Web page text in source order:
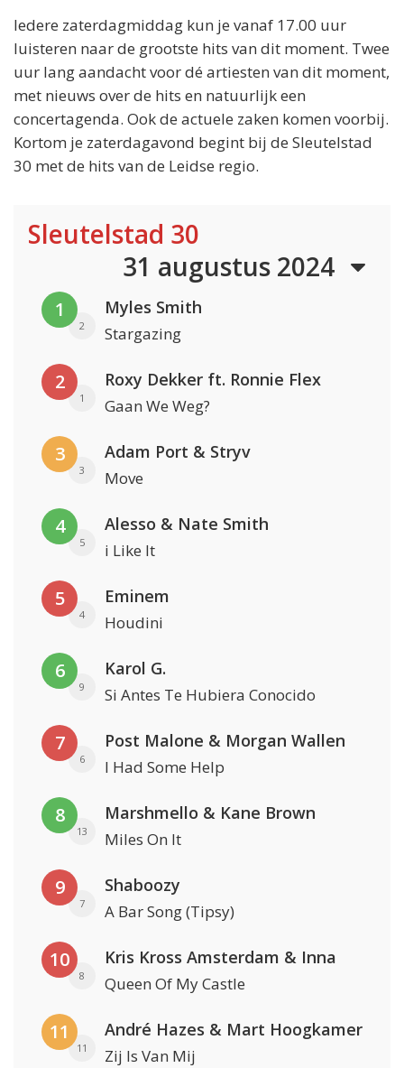
Iedere zaterdagmiddag kun je vanaf 17.00 uur
luisteren naar de grootste hits van dit moment. Twee
uur lang aandacht voor dé artiesten van dit moment,
met nieuws over de hits en natuurlijk een
concertagenda. Ook de actuele zaken komen voorbij.
Kortom je zaterdagavond begint bij de Sleutelstad
30 met de hits van de Leidse regio.
Sleutelstad 30
31 augustus 2024
1
2
Myles Smith
Stargazing
2
1
Roxy Dekker ft. Ronnie Flex
Gaan We Weg?
3
3
Adam Port & Stryv
Move
4
5
Alesso & Nate Smith
i Like It
5
4
Eminem
Houdini
6
9
Karol G.
Si Antes Te Hubiera Conocido
7
6
Post Malone & Morgan Wallen
I Had Some Help
8
13
Marshmello & Kane Brown
Miles On It
9
7
Shaboozy
A Bar Song (Tipsy)
10
8
Kris Kross Amsterdam & Inna
Queen Of My Castle
11
11
André Hazes & Mart Hoogkamer
Zij Is Van Mij